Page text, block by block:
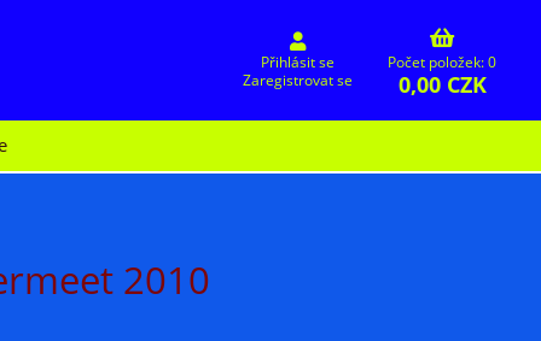
Přihlásit se
Zaregistrovat se
Počet položek: 0
0,00 CZK
2010